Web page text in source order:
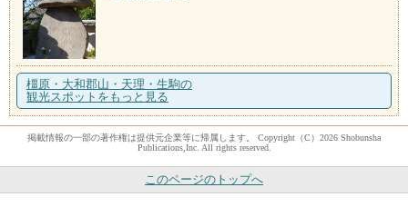
橿原・大和郡山・天理・生駒の
観光スポットをもっと見る
掲載情報の一部の著作権は提供元企業等に帰属します。 Copyright（C）2026 Shobunsha
Publications,Inc. All rights reserved.
このページのトップへ